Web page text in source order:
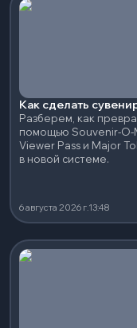
Как сделать
Разберем, как
помощью Souvenir-O-
Viewer Pass и Major
в новой системе.
6 августа 2026 г.13:48